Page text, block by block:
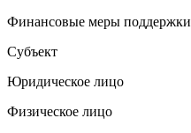
Финансовые меры поддержки
Субъект
Юридическое лицо
Физическое лицо